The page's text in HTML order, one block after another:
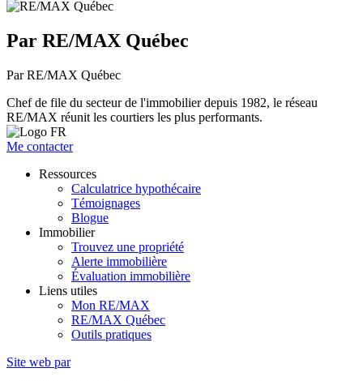
Par RE/MAX Québec
Par RE/MAX Québec
Chef de file du secteur de l'immobilier depuis 1982, le réseau
RE/MAX réunit les courtiers les plus performants.
Me contacter
Ressources
Calculatrice hypothécaire
Témoignages
Blogue
Immobilier
Trouvez une propriété
Alerte immobilière
Évaluation immobilière
Liens utiles
Mon RE/MAX
RE/MAX Québec
Outils pratiques
Site web par